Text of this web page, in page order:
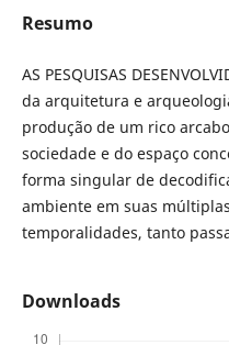
Resumo
AS PESQUISAS
da arquitetura e
produção de um rico
sociedade e do espaço
forma singular de
ambiente em suas
temporalidades, tanto
Downloads